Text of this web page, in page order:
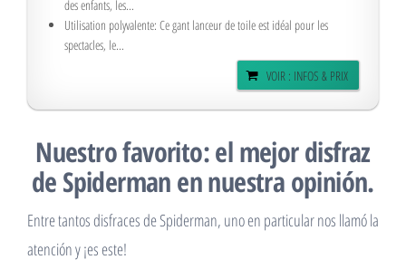
des enfants, les...
Utilisation polyvalente: Ce gant lanceur de toile est idéal pour les
spectacles, le...
VOIR : INFOS & PRIX
Nuestro favorito: el mejor disfraz
de Spiderman en nuestra opinión.
Entre tantos disfraces de Spiderman, uno en particular nos llamó la
atención y ¡es este!